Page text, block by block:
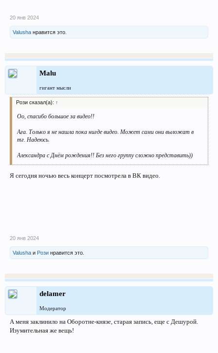
20 янв 2024
Valusha нравится это.
Malu
гигант мысли
Рози сказал(а): ↑
Оо, спасибо большое за видео!!
Ага. Только я не нашла пока нигде видео. Может сами они выложат в
тг. Надеюсь.
Александра с Днём рождения!! Без него группу сложно представить))
Я сегодня ночью весь концерт посмотрела в ВК видео.
20 янв 2024
Valusha и Рози нравится это.
delamer
Модератор
А меня заклинило на Оборотне-князе, старая запись, еще с Дешурой.
Изумительная же вещь!